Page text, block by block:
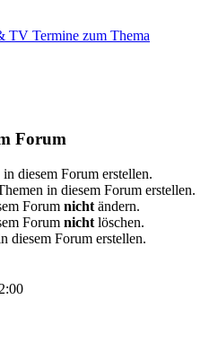
Termine zum Thema
Forum
diesem Forum erstellen.
in diesem Forum erstellen.
Forum nicht ändern.
Forum nicht löschen.
diesem Forum erstellen.